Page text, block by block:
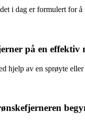
i dag er formulert for
på en effektiv
hjelp av en sprøyte